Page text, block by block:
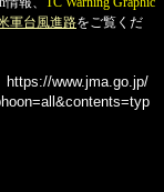
軍台風進路をご覧くだ
https://www.jma.go.jp/